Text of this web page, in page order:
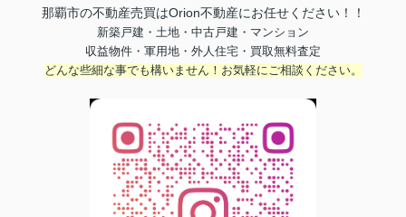
那覇市の不動産売買はOrion不動産にお任せください！！
新築戸建・土地・中古戸建・マンション
収益物件・軍用地・外人住宅・買取無料査定
どんな些細な事でも構いません！お気軽にご相談ください。